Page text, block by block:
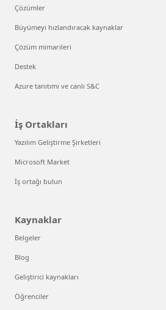
Çözümler
Büyümeyi hızlandıracak kaynaklar
Çözüm mimarileri
Destek
Azure tanıtımı ve canlı S&C
İş Ortakları
Yazılım Geliştirme Şirketleri
Microsoft Market
İş ortağı bulun
Kaynaklar
Belgeler
Blog
Geliştirici kaynakları
Öğrenciler